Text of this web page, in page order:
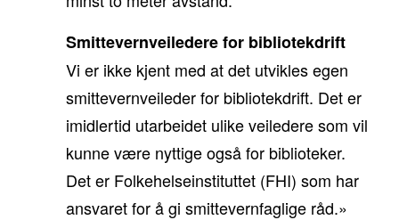
Smittevernveiledere for bibliotekdrift
Vi er ikke kjent med at det utvikles egen
smittevernveileder for bibliotekdrift. Det er
imidlertid utarbeidet ulike veiledere som vil
kunne være nyttige også for biblioteker.
Det er Folkehelseinstituttet (FHI) som har
ansvaret for å gi smittevernfaglige råd.»